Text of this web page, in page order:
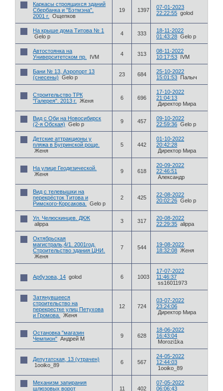
Каркасы строящихся зданий
Сбербанка и "Бэтмэна".
2001 г.
Ощепков
19 1397
07-01-2023
22:22:55 golod
На крыше дома Титова № 1
Gelo p
4 333
18-11-2022
01:43:28 Gelo p
Автостоянка на
Университетском пр.
IVM 4 313
08-11-2022
10:17:53 IVM
Бани № 13, Аэропорт 13
(снесены)
Gelo p 23 684
25-10-2022
15:01:53 Палыч
Строительство ТРК
"Галерея". 2013 г.
Женя 6 696
17-10-2022
21:04:13
Директор Мира
Вид с Оби на Новосибирск
(2-я Обская)
Gelo p 9 457
09-10-2022
22:59:36 Gelo p
Детские аттракционы у
пляжа в Бугринской роще.
Женя
5 442
01-10-2022
20:42:28
Директор Мира
На улице Геодезической.
Женя
9 618
20-09-2022
22:46:51
Александр
Вид с телевышки на
перекрёсток Титова и
Римского-Корсакова.
Gelo p
2 425
22-08-2022
20:02:26 Gelo p
Ул. Челюскинцев. ДКЖ
alippa
3 317
20-08-2022
22:29:35 alippa
Октябрьская
магистраль,4/1. 2001год.
Строительство здания ЦНИ.
Женя
7 544
19-08-2022
18:32:08 Женя
Арбузова, 14 golod 6 1003
17-07-2022
11:46:37
ss16011973
Затянувшееся
строительство на
перекрестке улиц Петухова
и Громова.
Женя
12 724
03-07-2022
23:24:06
Директор Мира
Остановка "магазин
Чемпион" Андрей М 9 628
18-06-2022
16:43:04
Morozi1ka
Депутатская, 13 (утрачен)
1ooiko_89
6 567
24-05-2022
12:44:03
1ooiko_89
Механизм запирания
шлюзовых ворот
11 402
07-05-2022
06:06:43